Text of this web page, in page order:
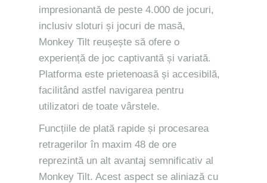
impresionantă de peste 4.000 de jocuri,
inclusiv sloturi și jocuri de masă,
Monkey Tilt reușește să ofere o
experiență de joc captivantă și variată.
Platforma este prietenoasă și accesibilă,
facilitând astfel navigarea pentru
utilizatori de toate vârstele.
Funcțiile de plată rapide și procesarea
retragerilor în maxim 48 de ore
reprezintă un alt avantaj semnificativ al
Monkey Tilt. Acest aspect se aliniază cu